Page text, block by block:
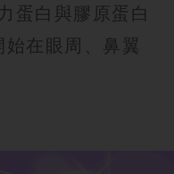
蛋白與膠原蛋白
在眼周、鼻翼